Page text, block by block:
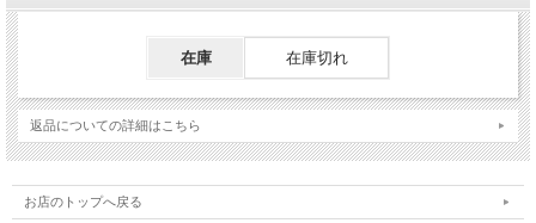
在庫 在庫切れ
返品についての詳細はこちら
お店のトップへ戻る